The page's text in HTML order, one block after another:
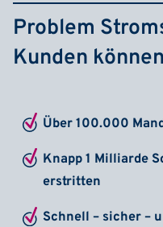
Problem
Kunden
Über 100.000
Knapp 1 Milliarde
erstritten
Schnell – sicher –